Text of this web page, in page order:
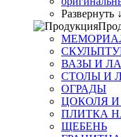
Развернуть ↓
ВАЗЫ И
СТОЛЫ И
ОГРАДЫ
ЦОКОЛЯ
ПЛИТКА
ЩЕБЕНЬ